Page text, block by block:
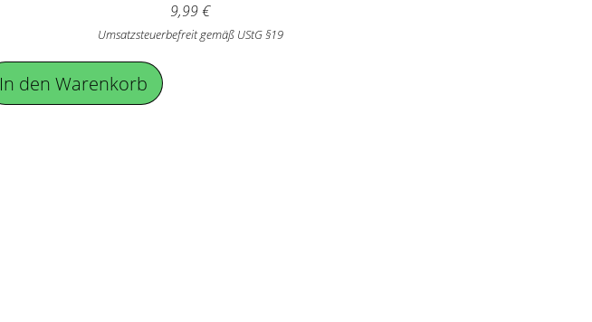
9,99€
Umsatzsteuerbefreit gemäß UStG §19
In den Warenkorb